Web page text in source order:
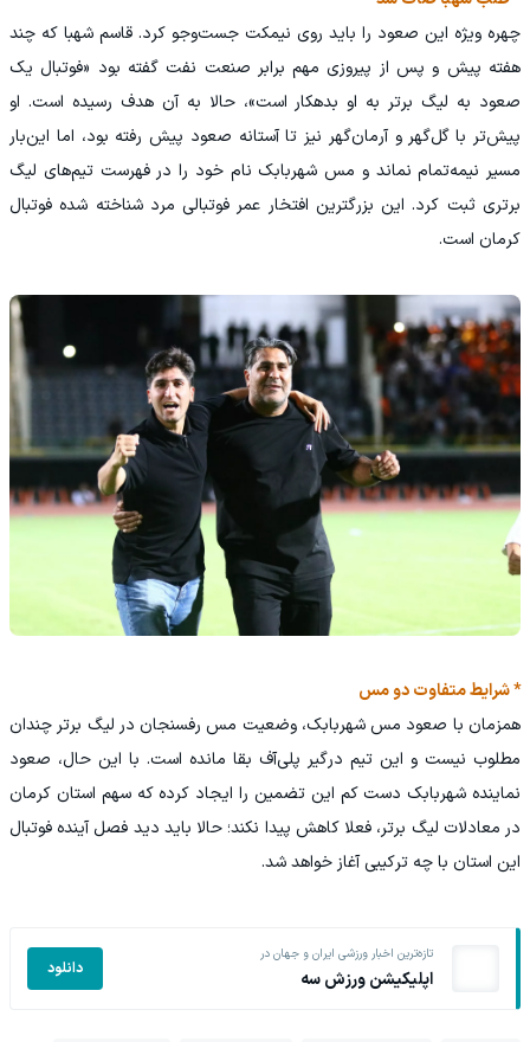
چهره ویژه این صعود را باید روی نیمکت جست‌وجو کرد. قاسم شهبا که چند
هفته پیش و پس از پیروزی مهم برابر صنعت نفت گفته بود «فوتبال یک
صعود به لیگ برتر به او بدهکار است»، حالا به آن هدف رسیده است. او
پیش‌تر با گل‌گهر و آرمان‌گهر نیز تا آستانه صعود پیش رفته بود، اما این‌بار
مسیر نیمه‌تمام نماند و مس شهربابک نام خود را در فهرست تیم‌های لیگ
برتری ثبت کرد. این بزرگترین افتخار عمر فوتبالی مرد شناخته شده فوتبال
کرمان است.
* شرایط متفاوت دو مس
همزمان با صعود مس شهربابک، وضعیت مس رفسنجان در لیگ برتر چندان
مطلوب نیست و این تیم درگیر پلی‌آف بقا مانده است. با این حال، صعود
نماینده شهربابک دست ‌کم این تضمین را ایجاد کرده که سهم استان کرمان
در معادلات لیگ برتر، فعلا کاهش پیدا نکند؛ حالا باید دید فصل آینده فوتبال
این استان با چه ترکیبی آغاز خواهد شد.
تازه‌ترین اخبار ورزشی ایران و جهان در
اپلیکیشن ورزش سه دانلود